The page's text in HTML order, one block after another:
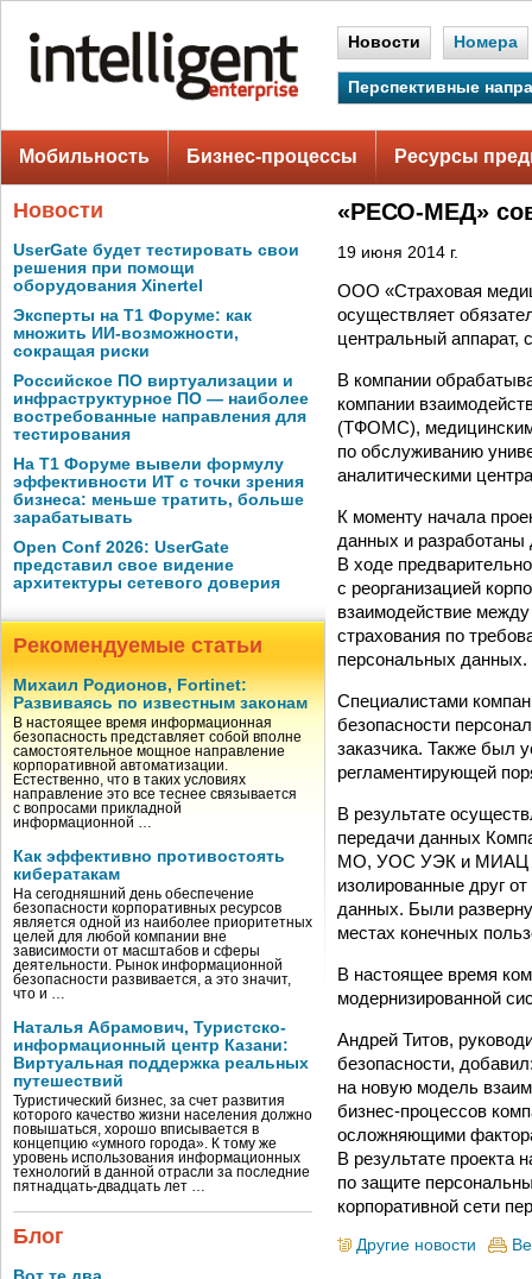
Новости Номера
Перспективные
Мобильность Бизнес-процессы Ресурсы
Новости
UserGate будет тестировать свои
решения при помощи
оборудования Xinertel
Эксперты на Т1 Форуме: как
множить ИИ-возможности,
сокращая риски
Российское ПО виртуализации и
инфраструктурное ПО — наиболее
востребованные направления для
тестирования
На Т1 Форуме вывели формулу
эффективности ИТ с точки зрения
бизнеса: меньше тратить, больше
зарабатывать
Open Conf 2026: UserGate
представил свое видение
архитектуры сетевого доверия
Рекомендуемые статьи
Михаил Родионов, Fortinet:
Развиваясь по известным законам
В настоящее время информационная
безопасность представляет собой вполне
самостоятельное мощное направление
корпоративной автоматизации.
Естественно, что в таких условиях
направление это все теснее связывается
с вопросами прикладной
информационной …
Как эффективно противостоять
кибератакам
На сегодняшний день обеспечение
безопасности корпоративных ресурсов
является одной из наиболее приоритетных
целей для любой компании вне
зависимости от масштабов и сферы
деятельности. Рынок информационной
безопасности развивается, а это значит,
что и …
Наталья Абрамович, Туристско-
информационный центр Казани:
Виртуальная поддержка реальных
путешествий
Туристический бизнес, за счет развития
которого качество жизни населения должно
повышаться, хорошо вписывается в
концепцию «умного города». К тому же
уровень использования информационных
технологий в данной отрасли за последние
пятнадцать-двадцать лет …
Блог
«РЕСО-МЕД»
19 июня 2014 г.
ООО «Страховая
осуществляет
центральный аппарат,
В компании
компании
(ТФОМС),
по обслуживанию
аналитическими
К моменту начала
данных и
В ходе
с реорганизацией
взаимодействие
страхования по
персональных данных.
Специалистами
безопасности
заказчика. Также был
регламентирующей
В результате
передачи данных
МО, УОС УЭК и МИАЦ в
изолированные друг
данных. Были
местах конечных
В настоящее время
модернизированной
Андрей Титов,
безопасности,
на новую модель
бизнес-процессов
осложняющими
В результате проекта
по защите
корпоративной сети
Другие новости